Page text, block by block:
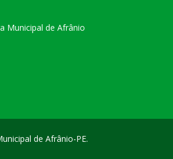
Municipal de Afrânio
de Afrânio-PE.